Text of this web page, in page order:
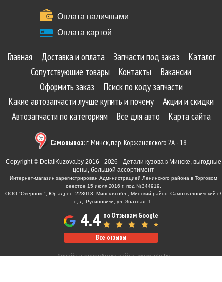
Оплата наличными
Оплата картой
Главная Доставка и оплата Запчасти под заказ
Каталог
Сопутствующие товары
Контакты
Вакансии
Оформить заказ
Поиск по коду запчасти
Какие автозапчасти лучше купить и почему
Акции и скидки
Автозапчасти по категориям
Все для авто Карта сайта
Самовывоз:г. Минск, пер. Корженевского 2А - 18
Copyright © DetaliKuzova.by 2016 - 2026 - Детали кузова в Минске, выгодные
цены, большой ассортимент
Интернет-магазин зарегистрирован Администрацией Ленинского района в Торговом
реестре 15 июля 2016 г. под №344919.
ООО "Овернокс", Юр.адрес: 223013, Минская обл., Минский район, Самохваловичский с/
с, д. Русиновичи, ул. Знатная, 1.
4.4 по Отзывам Google
Все отзывы
Дизайн и разработка сайта:www.tale.by